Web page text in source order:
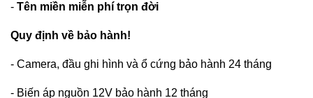
- Tên miền miễn phí trọn đời
Quy định về bảo hành!
- Camera, đầu ghi hình và ổ cứng bảo hành 24 tháng
- Biến áp nguồn 12V bảo hành 12 tháng